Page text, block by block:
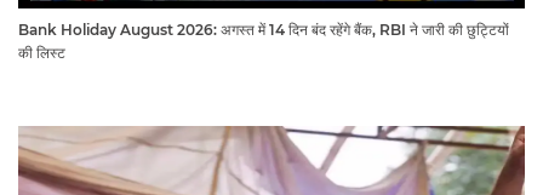
Bank Holiday August 2026: अगस्त में 14 दिन बंद रहेंगे बैंक, RBI ने जारी की छुट्टियों
की लिस्ट​​​​​​​